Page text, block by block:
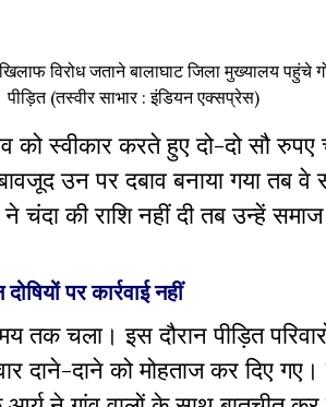
विरोध जताने बालाघाट जिला मुख्यालय पहुंचे
पीड़ित (तस्वीर साभार : इंडियन एक्सप्रेस)
को स्वीकार करते हुए दो-दो सौ
उन पर दबाव बनाया गया तब
की राशि नहीं दी तब उन्हें
पर कार्रवाई नहीं
तक चला। इस दौरान पीड़ित
दाने-दाने को मोहताज कर दिए गए।